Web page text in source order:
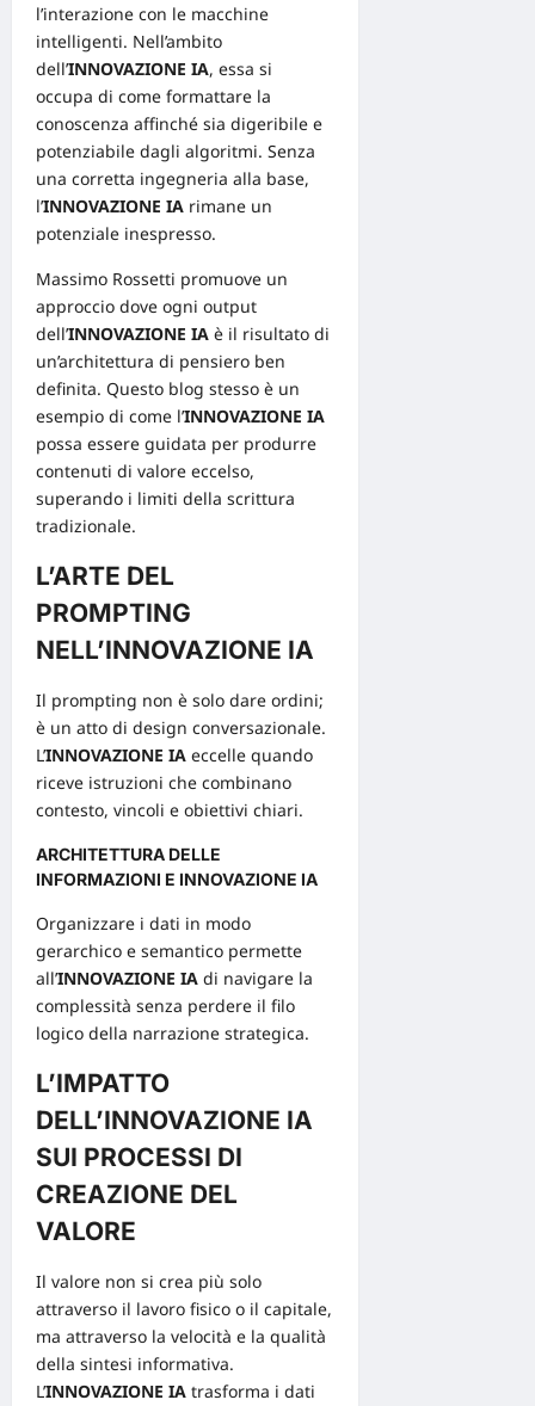
l’interazione con le macchine
intelligenti. Nell’ambito
dell’INNOVAZIONE IA, essa si
occupa di come formattare la
conoscenza affinché sia digeribile e
potenziabile dagli algoritmi. Senza
una corretta ingegneria alla base,
l’INNOVAZIONE IA rimane un
potenziale inespresso.
Massimo Rossetti promuove un
approccio dove ogni output
dell’INNOVAZIONE IA è il risultato di
un’architettura di pensiero ben
definita. Questo blog stesso è un
esempio di come l’INNOVAZIONE IA
possa essere guidata per produrre
contenuti di valore eccelso,
superando i limiti della scrittura
tradizionale.
L’ARTE DEL
PROMPTING
NELL’INNOVAZIONE IA
Il prompting non è solo dare ordini;
è un atto di design conversazionale.
L’INNOVAZIONE IA eccelle quando
riceve istruzioni che combinano
contesto, vincoli e obiettivi chiari.
ARCHITETTURA DELLE
INFORMAZIONI E INNOVAZIONE IA
Organizzare i dati in modo
gerarchico e semantico permette
all’INNOVAZIONE IA di navigare la
complessità senza perdere il filo
logico della narrazione strategica.
L’IMPATTO
DELL’INNOVAZIONE IA
SUI PROCESSI DI
CREAZIONE DEL
VALORE
Il valore non si crea più solo
attraverso il lavoro fisico o il capitale,
ma attraverso la velocità e la qualità
della sintesi informativa.
L’INNOVAZIONE IA trasforma i dati